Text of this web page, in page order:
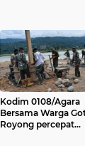
Kodim 0108/Agara
Bersama Warga
Royong percepat